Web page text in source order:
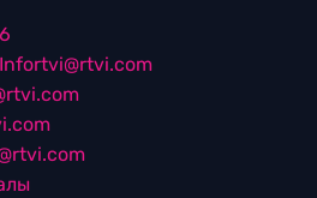
Infortvi@rtvi.com